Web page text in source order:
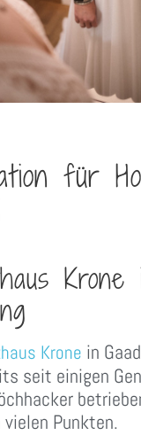
für
Krone
Krone in
seit einigen
Punkten.